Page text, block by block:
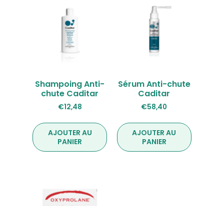
Shampoing Anti-
chute Caditar
€12,48
AJOUTER AU
PANIER
Sérum Anti-chute
Caditar
€58,40
AJOUTER AU
PANIER